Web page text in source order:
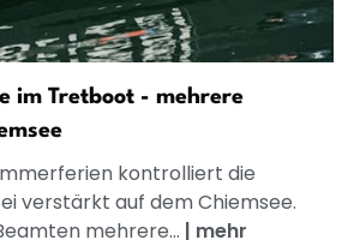
im Tretboot - mehrere
kontrolliert die
verstärkt auf dem Chiemsee.
mehrere... | mehr